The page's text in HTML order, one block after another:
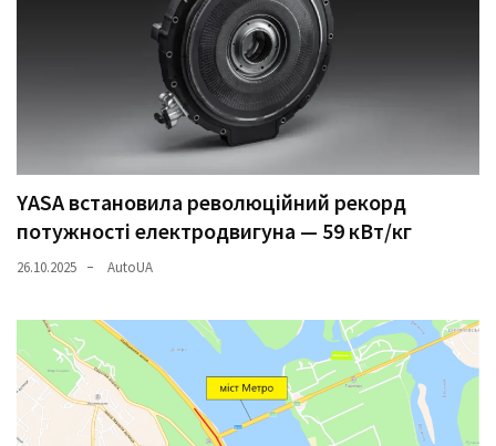
YASA встановила революційний рекорд
потужності електродвигуна — 59 кВт/кг
26.10.2025 AutoUA